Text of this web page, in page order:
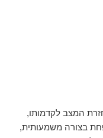
המצב לקדמותו,
בצורה משמעותית,